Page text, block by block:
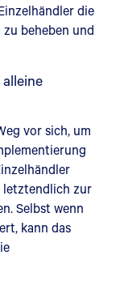
die
beheben und
vor sich, um
letztendlich zur
Selbst wenn
kann das